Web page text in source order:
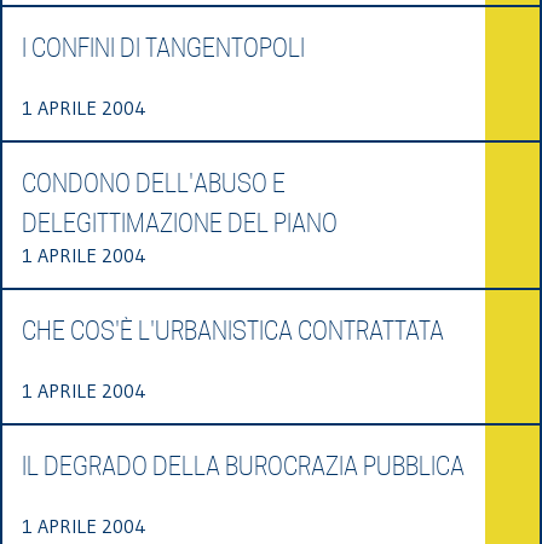
I CONFINI DI TANGENTOPOLI
1 APRILE 2004
CONDONO DELL'ABUSO E
DELEGITTIMAZIONE DEL PIANO
1 APRILE 2004
CHE COS'È L'URBANISTICA CONTRATTATA
1 APRILE 2004
IL DEGRADO DELLA BUROCRAZIA PUBBLICA
1 APRILE 2004